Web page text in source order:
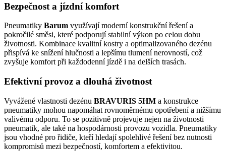
Bezpečnost a jízdní komfort
Pneumatiky Barum využívají moderní konstrukční řešení a
pokročilé směsi, které podporují stabilní výkon po celou dobu
životnosti. Kombinace kvalitní kostry a optimalizovaného dezénu
přispívá ke snížení hlučnosti a lepšímu tlumení nerovností, což
zvyšuje komfort při každodenní jízdě i na delších trasách.
Efektivní provoz a dlouhá životnost
Vyvážené vlastnosti dezénu BRAVURIS 5HM a konstrukce
pneumatiky mohou napomáhat rovnoměrnému opotřebení a nižšímu
valivému odporu. To se pozitivně projevuje nejen na životnosti
pneumatik, ale také na hospodárnosti provozu vozidla. Pneumatiky
jsou vhodné pro řidiče, kteří hledají spolehlivé řešení bez nutnosti
kompromisů mezi bezpečností, komfortem a efektivitou.